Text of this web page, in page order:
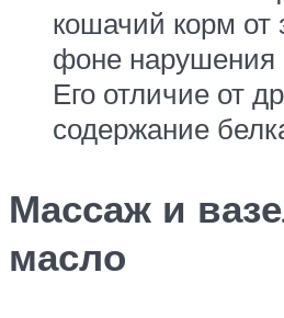
кошачий корм от
фоне нарушения
Его отличие от
содержание
Массаж и
масло